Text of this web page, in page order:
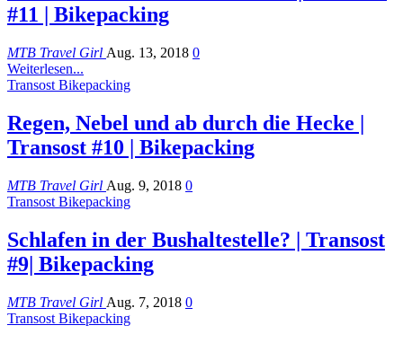
#11 | Bikepacking
MTB Travel Girl Aug. 13, 2018 0
Weiterlesen...
Transost Bikepacking
Regen, Nebel und ab durch die Hecke |
Transost #10 | Bikepacking
MTB Travel Girl Aug. 9, 2018 0
Transost Bikepacking
Schlafen in der Bushaltestelle? | Transost
#9| Bikepacking
MTB Travel Girl Aug. 7, 2018 0
Transost Bikepacking